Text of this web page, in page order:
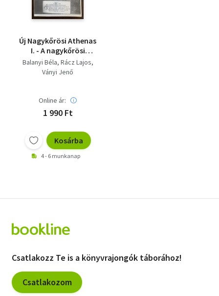
Új Nagykőrösi Athenas
I. - A nagykőrösi
temetőkben nyugvó
híres emberek
Balanyi Béla Rácz Lajos
Ványi Jenő
Online ár:
1 990 Ft
Kosárba
4 - 6 munkanap
Csatlakozz Te is a könyvrajongók táborához!
Csatlakozom